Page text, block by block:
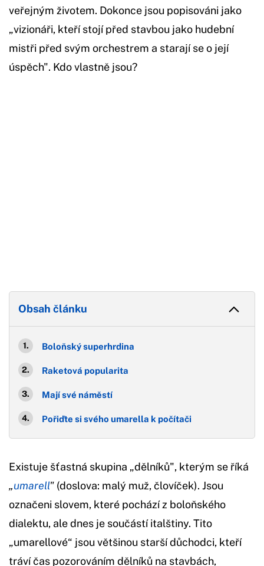
veřejným životem. Dokonce jsou popisováni jako
„vizionáři, kteří stojí před stavbou jako hudební
mistři před svým orchestrem a starají se o její
úspěch". Kdo vlastně jsou?
Obsah článku
Boloňský superhrdina
Raketová popularita
Mají své náměstí
Pořiďte si svého umarella k počítači
Existuje šťastná skupina „dělníků", kterým se říká
„umarell" (doslova: malý muž, človíček). Jsou
označeni slovem, které pochází z boloňského
dialektu, ale dnes je součástí italštiny. Tito
„umarellové“ jsou většinou starší důchodci, kteří
tráví čas pozorováním dělníků na stavbách,